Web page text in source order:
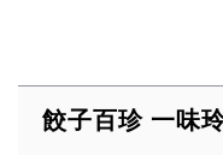
餃子百珍 一味